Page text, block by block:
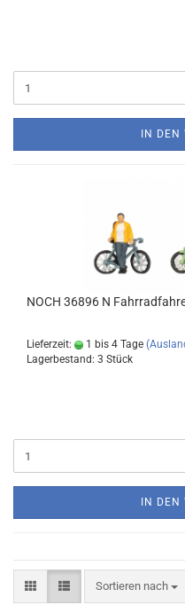
IN DEN
NOCH 36896 N
Lieferzeit: 1 bis 4 Tage
Lagerbestand: 3 Stück
IN DEN
Sortieren nach